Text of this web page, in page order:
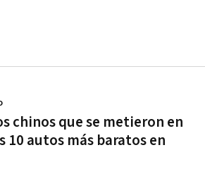
chinos que se metieron en
10 autos más baratos en